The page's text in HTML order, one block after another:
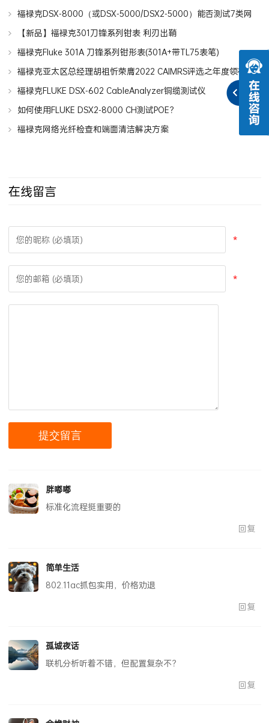
福禄克DSX-8000（或DSX-5000/DSX2-5000）能否测试7类网
线7A类网线？
【新品】福禄克301刀锋系列钳表 利刃出鞘
福禄克Fluke 301A 刀锋系列钳形表(301A+带TL75表笔)
福禄克亚太区总经理胡祖忻荣膺2022 CAIMRS评选之年度领袖人
福禄克FLUKE DSX-602 CableAnalyzer铜缆测试仪
如何使用FLUKE DSX2-8000 CH测试POE？
福禄克网络光纤检查和端面清洁解决方案
在线留言
*
*
胖嘟嘟
标准化流程挺重要的
回复
简单生活
802.11ac抓包实用，价格劝退
回复
孤城夜话
联机分析听着不错，但配置复杂不？
回复